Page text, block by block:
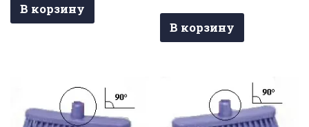
В корзину
В корзину